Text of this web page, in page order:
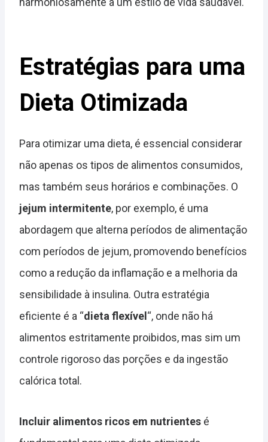
Estratégias para uma
Dieta Otimizada
Para otimizar uma dieta, é essencial considerar
não apenas os tipos de alimentos consumidos,
mas também seus horários e combinações. O
jejum intermitente, por exemplo, é uma
abordagem que alterna períodos de alimentação
com períodos de jejum, promovendo benefícios
como a redução da inflamação e a melhoria da
sensibilidade à insulina. Outra estratégia
eficiente é a “dieta flexível “, onde não há
alimentos estritamente proibidos, mas sim um
controle rigoroso das porções e da ingestão
calórica total.
Incluir alimentos ricos em nutrientes é